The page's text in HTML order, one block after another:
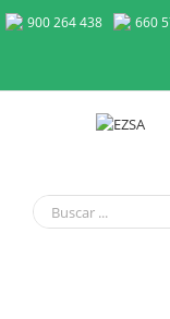
900 264 438 660